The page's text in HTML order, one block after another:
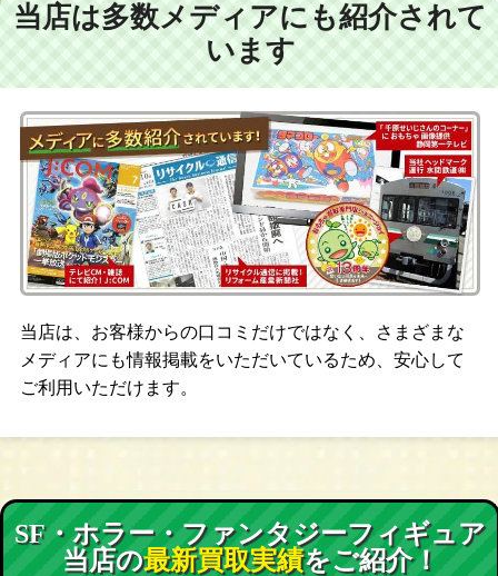
当店は多数メディアにも紹介されて
います
当店は、お客様からの口コミだけではなく、さまざまな
メディアにも情報掲載をいただいているため、安心して
ご利用いただけます。
SF・ホラー・ファンタジーフィギュア
当店の最新買取実績をご紹介！